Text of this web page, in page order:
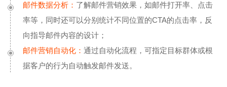
邮件数据分析： 了解邮件营销效果，如邮件打开率、点击
率等，同时还可以分别统计不同位置的CTA的点击率，反
向指导邮件内容的设计；
邮件营销自动化： 通过自动化流程，可指定目标群体或根
据客户的行为自动触发邮件发送。